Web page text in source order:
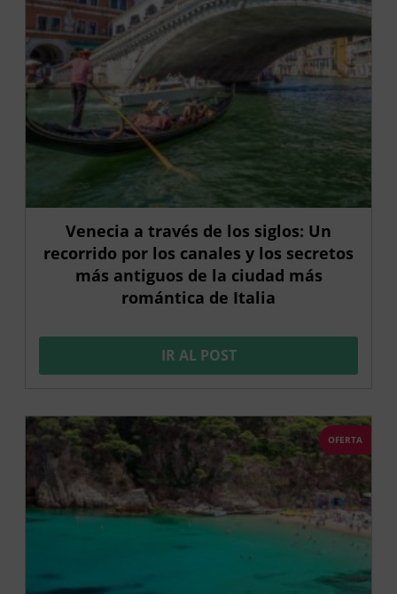
Venecia a través de los siglos: Un
recorrido por los canales y los secretos
más antiguos de la ciudad más
romántica de Italia
IR AL POST
OFERTA